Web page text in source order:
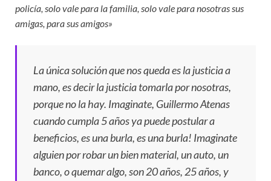
policía, solo vale para la familia, solo vale para nosotras sus
amigas, para sus amigos»
La única solución que nos queda es la justicia a
mano, es decir la justicia tomarla por nosotras,
porque no la hay. Imaginate, Guillermo Atenas
cuando cumpla 5 años ya puede postular a
beneficios, es una burla, es una burla! Imaginate
alguien por robar un bien material, un auto, un
banco, o quemar algo, son 20 años, 25 años, y